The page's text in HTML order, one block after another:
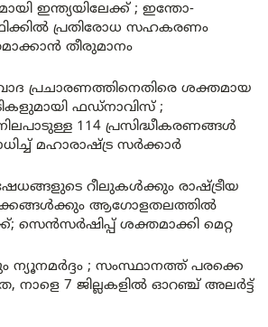
ഇന്ത്യയിലേക്ക് ; ഇന്തോ-
പ്രതിരോധ സഹകരണം
തീരുമാനം
പ്രചാരണത്തിനെതിരെ ശക്തമായ
ഫഡ്നാവിസ് ;
114 പ്രസിദ്ധീകരണങ്ങൾ
മഹാരാഷ്ട്ര സർക്കാർ
റീലുകൾക്കും രാഷ്ട്രീയ
ആഗോളതലത്തിൽ
സെൻസർഷിപ്പ് ശക്തമാക്കി മെറ്റ
ന്യൂനമർദ്ദം ; സംസ്ഥാനത്ത് പരക്കെ
നാളെ 7 ജില്ലകളിൽ ഓറഞ്ച് അലർട്ട്